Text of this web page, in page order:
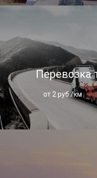
Перевозка
от 2 руб./км